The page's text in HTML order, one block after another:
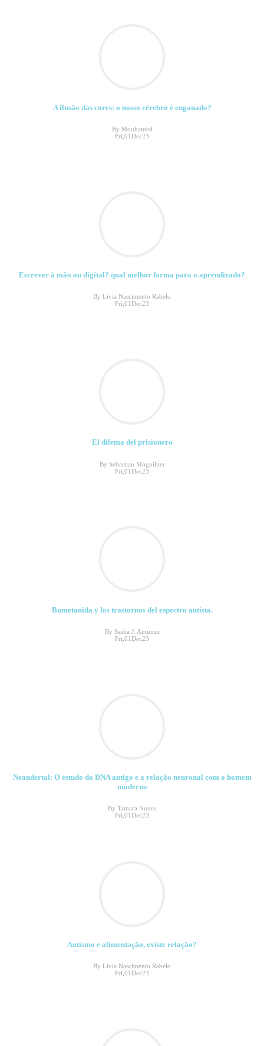
A ilusão das cores: o nosso cérebro é enganado?
By Mouhamed
Fri,01Dec23
Escrever à mão ou digital? qual melhor forma para o aprendizado?
By Livia Nascimento Rabelo
Fri,01Dec23
El dilema del prisionero
By Sebastian Moguilner
Fri,01Dec23
Bumetanida y los trastornos del espectro autista.
By Sasha J. Antunez
Fri,01Dec23
Neandertal: O estudo do DNA antigo e a relação neuronal com o homem
moderno
By Tamara Nunes
Fri,01Dec23
Autismo e alimentação, existe relação?
By Livia Nascimento Rabelo
Fri,01Dec23